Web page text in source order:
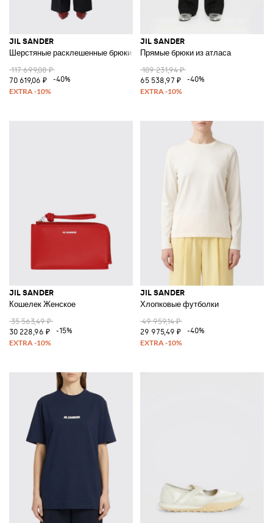
JIL SANDER
Шерстяные расклешенные брюки
117 699,08 ₽
70 619,06 ₽
-40%
JIL SANDER
Прямые брюки из атласа
109 231,94 ₽
65 538,97 ₽
-40%
JIL SANDER
Кошелек Женское
35 563,49 ₽
30 228,96 ₽
-15%
JIL SANDER
Хлопковые футболки
49 959,14 ₽
29 975,49 ₽
-40%